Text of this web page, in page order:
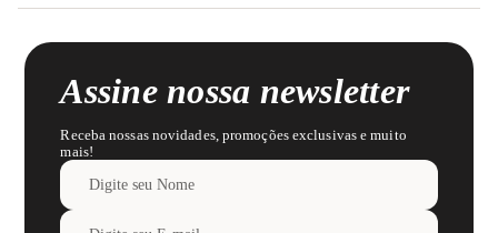
Assine nossa newsletter
Receba nossas novidades, promoções exclusivas e muito
mais!